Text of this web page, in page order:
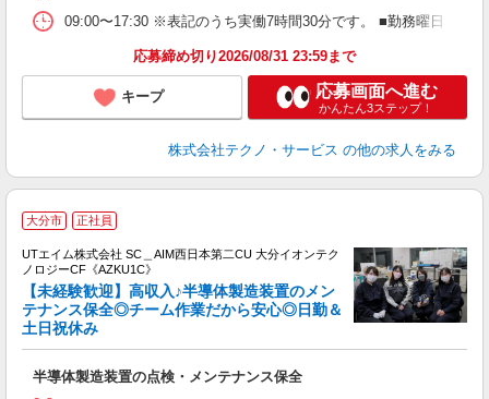
09:00〜17:30 ※表記のうち実働7時間30分です。 ■勤務曜
応募締め切り2026/08/31 23:59まで
キープ 応募画面へ進む
かんたん3ステップ！
株式会社テクノ・サービス の他の求人をみる
大分市 正社員
UTエイム株式会社 SC＿AIM西日本第二CU 大分イオンテク
ノロジーCF《AZKU1C》
【未経験歓迎】高収入♪半導体製造装置のメン
テナンス保全◎チーム作業だから安心◎日勤＆
土日祝休み
半導体製造装置の点検・メンテナンス保全